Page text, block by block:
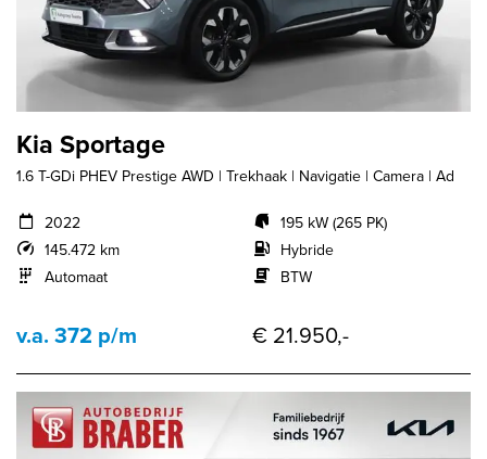
Kia Sportage
1.6 T-GDi PHEV Prestige AWD | Trekhaak | Navigatie | Camera | Ad
2022
145.472 km
Automaat
195 kW (265 PK)
Hybride
BTW
v.a. 372 p/m € 21.950,-